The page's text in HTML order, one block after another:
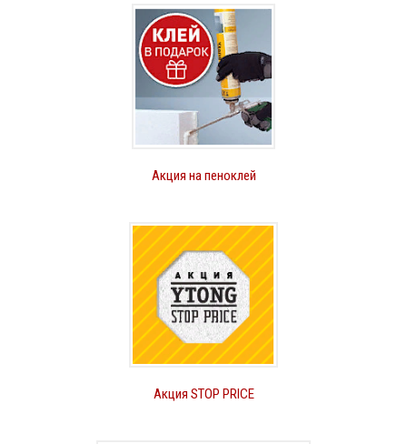
Акция на пеноклей
Акция STOP PRICE